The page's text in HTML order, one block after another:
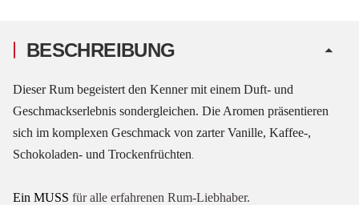
BESCHREIBUNG
Dieser Rum begeistert den Kenner mit einem Duft- und
Geschmackserlebnis sondergleichen. Die Aromen präsentieren
sich im komplexen Geschmack von zarter Vanille, Kaffee-,
Schokoladen- und Trockenfrüchten
Ein MUSS für alle erfahrenen Rum-Liebhaber.